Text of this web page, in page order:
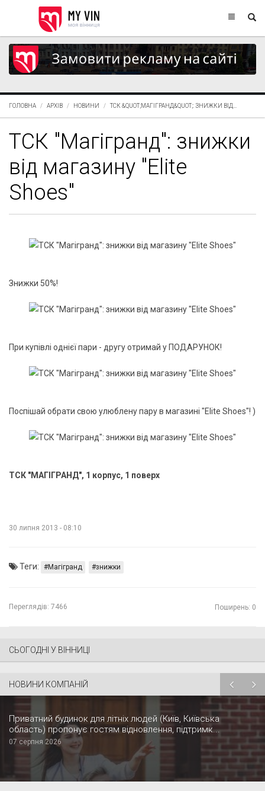
ГОЛОВНА АРХІВ НОВИНИ ТСК &QUOT;МАГІГРАНД&QUOT;: ЗНИЖКИ ВІД...
ТСК "Магігранд": знижки
від магазину "Elite
Shoes"
Знижки 50%!
При купівлі однієї пари - другу отримай у ПОДАРУНОК!
Поспішай обрати свою улюблену пару в магазині "Elite Shoes"! )
ТСК "МАГІГРАНД", 1 корпус, 1 поверх
30 липня 2013 - 08:10
Теги: Магігранд знижки
Переглядів: 7466 Поширень: 0
СЬОГОДНІ У ВІННИЦІ
НОВИНИ КОМПАНІЙ
Приватний будинок для літніх людей (Київ, Київська
область) пропонує гостям відновлення, підтримк...
07 серпня 2026